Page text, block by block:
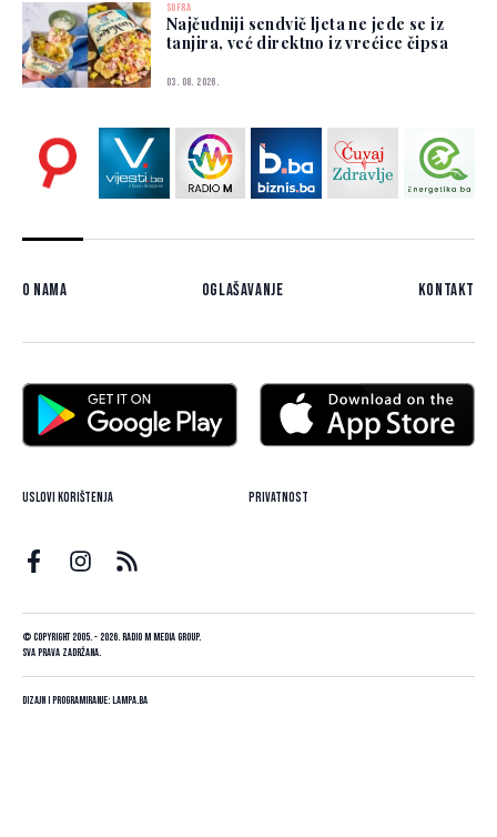
SOFRA
Najčudniji sendvič ljeta ne jede se iz
tanjira, već direktno iz vrećice čipsa
03. 08. 2026.
O nama Oglašavanje Kontakt
Uslovi korištenja Privatnost
© Copyright 2005. - 2026. Radio M Media Group.
Sva prava zadržana.
Dizajn i programiranje:Lampa.ba